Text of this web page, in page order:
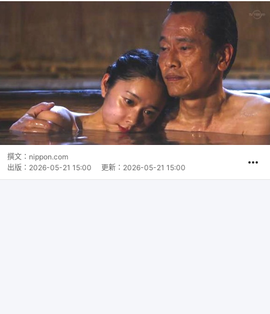
撰文： nippon.com
出版： 2026-05-21 15:00 更新： 2026-05-21 15:00